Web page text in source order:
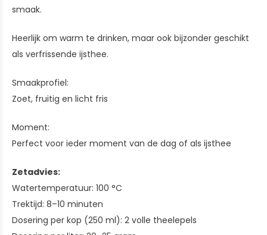
smaak.
Heerlijk om warm te drinken, maar ook bijzonder geschikt
als verfrissende ijsthee.
Smaakprofiel:
Zoet, fruitig en licht fris
Moment:
Perfect voor ieder moment van de dag of als ijsthee
Zetadvies:
Watertemperatuur: 100 °C
Trektijd: 8–10 minuten
Dosering per kop (250 ml): 2 volle theelepels